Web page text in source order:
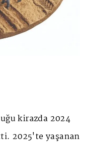
kirazda 2024
2025'te yaşanan